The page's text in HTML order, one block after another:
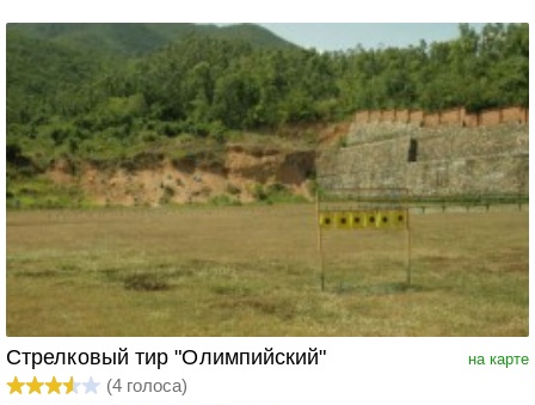
на карте
Стрелковый тир "Олимпийский"
(4 голоса)